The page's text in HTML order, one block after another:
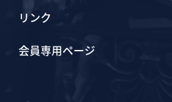
リンク
会員専用ページ